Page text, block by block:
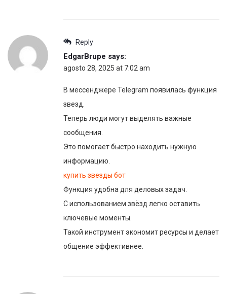
Reply
EdgarBrupe says:
agosto 28, 2025 at 7:02 am
В мессенджере Telegram появилась функция
звезд.
Теперь люди могут выделять важные
сообщения.
Это помогает быстро находить нужную
информацию.
купить звезды бот
Функция удобна для деловых задач.
С использованием звёзд легко оставить
ключевые моменты.
Такой инструмент экономит ресурсы и делает
общение эффективнее.